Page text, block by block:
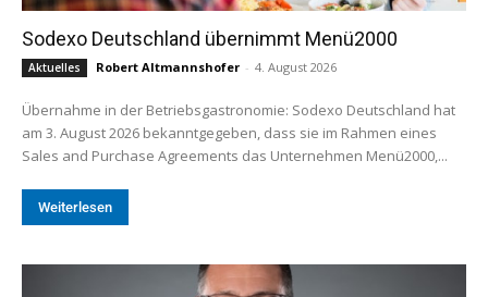
Sodexo Deutschland übernimmt Menü2000
Aktuelles Robert Altmannshofer - 4. August 2026
Übernahme in der Betriebsgastronomie: Sodexo Deutschland hat
am 3. August 2026 bekanntgegeben, dass sie im Rahmen eines
Sales and Purchase Agreements das Unternehmen Menü2000,...
Weiterlesen